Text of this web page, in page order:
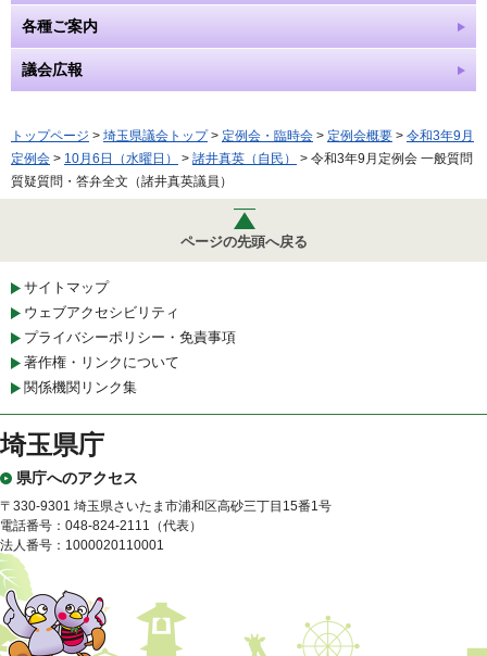
各種ご案内
議会広報
トップページ > 埼玉県議会トップ> 定例会・臨時会 > 定例会概要 > 令和3年9月
定例会 > 10月6日（水曜日） > 諸井真英（自民）
> 令和3年9月定例会 一般質問
質疑質問・答弁全文（諸井真英議員）
ページの先頭へ戻る
サイトマップ
ウェブアクセシビリティ
プライバシーポリシー・免責事項
著作権・リンクについて
関係機関リンク集
埼玉県庁
県庁へのアクセス
〒330-9301 埼玉県さいたま市浦和区高砂三丁目15番1号
電話番号：048-824-2111（代表）
法人番号：1000020110001